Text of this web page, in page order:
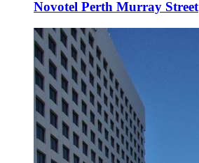
Novotel Perth Murray Street